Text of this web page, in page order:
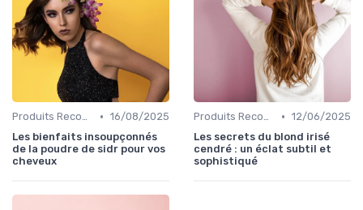
Produits Recommandés • 16/08/2025
Les bienfaits insoupçonnés
de la poudre de sidr pour vos
cheveux
Produits Recommandés • 12/06/2025
Les secrets du blond irisé
cendré : un éclat subtil et
sophistiqué